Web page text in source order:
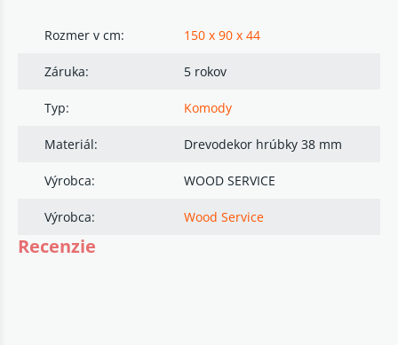
Rozmer v cm: 150 x 90 x 44
Záruka: 5 rokov
Typ: Komody
Materiál: Drevodekor hrúbky 38 mm
Výrobca: WOOD SERVICE
Výrobca: Wood Service
Recenzie